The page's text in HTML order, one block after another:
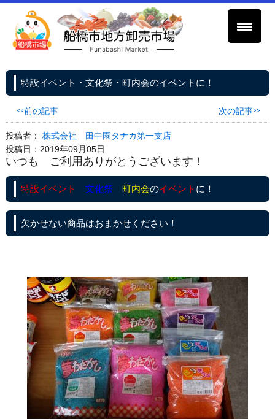
特設イベント・文化祭・町内会のイベントに！
<<前の記事 次の記事>>
投稿者： 株式会社 田中園タナカ第一支店
投稿日：2019年09月05日
いつも ご利用ありがとうございます！
特設イベント 文化祭 町内会のイベント に！
欠かせない商品はおまかせください！